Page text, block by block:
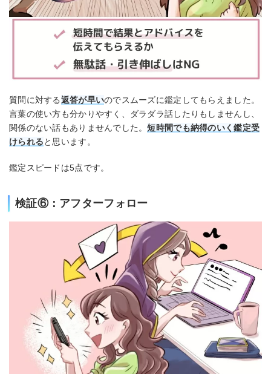
質問に対する返答が早いのでスムーズに鑑定してもらえました。
言葉の使い方も分かりやすく、ダラダラ話したりもしませんし、
関係のない話もありませんでした。短時間でも納得のいく鑑定受
けられると思います。
鑑定スピードは5点です。
検証⑥：アフターフォロー